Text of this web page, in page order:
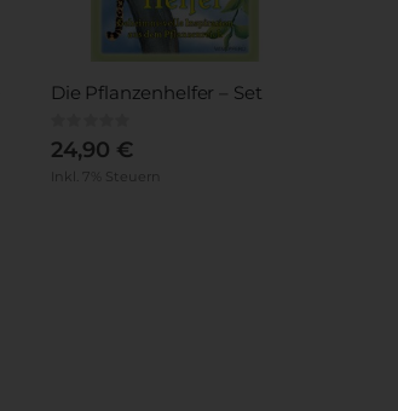
Die Pflanzenhelfer – Set
0%
24,90 €
Inkl. 7% Steuern